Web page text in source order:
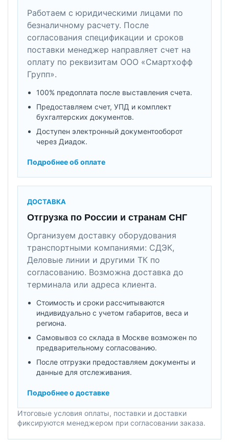
Работаем с юридическими лицами по
безналичному расчету. После
согласования спецификации и сроков
поставки менеджер направляет счет на
оплату по реквизитам ООО «Смартхофф
Групп».
100% предоплата после выставления счета.
Предоставляем счет, УПД и комплект
бухгалтерских документов.
Доступен электронный документооборот
через Диадок.
Подробнее об оплате
ДОСТАВКА
Отгрузка по России и странам СНГ
Организуем доставку оборудования
транспортными компаниями: СДЭК,
Деловые линии и другими ТК по
согласованию. Возможна доставка до
терминала или адреса клиента.
Стоимость и сроки рассчитываются
индивидуально с учетом габаритов, веса и
региона.
Самовывоз со склада в Москве возможен по
предварительному согласованию.
После отгрузки предоставляем документы и
данные для отслеживания.
Подробнее о доставке
Итоговые условия оплаты, поставки и доставки
фиксируются менеджером при согласовании заказа.